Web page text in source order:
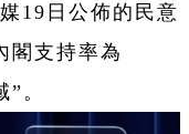
19日公佈的民意
閣支持率為
。